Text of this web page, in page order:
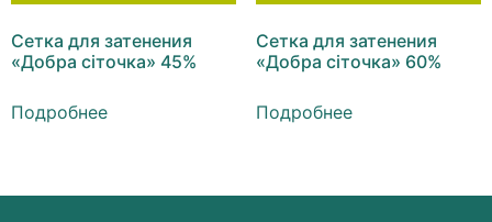
Сетка для затенения
«Добра сіточка» 45%
Подробнее
Сетка для затенения
«Добра сіточка» 60%
Подробнее